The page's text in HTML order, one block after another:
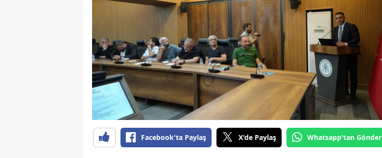
Bilecik
Bingöl
Bitlis
Bolu
Burdur
Bursa
Çanakkale
Çankırı
Facebook'ta Paylaş X'de Paylaş Whatsapp'tan Gönder